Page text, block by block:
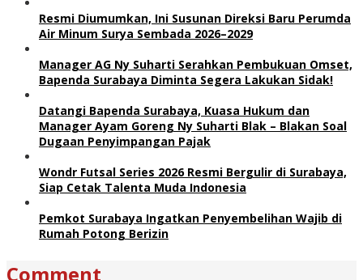
Resmi Diumumkan, Ini Susunan Direksi Baru Perumda
Air Minum Surya Sembada 2026–2029
Manager AG Ny Suharti Serahkan Pembukuan Omset,
Bapenda Surabaya Diminta Segera Lakukan Sidak!
Datangi Bapenda Surabaya, Kuasa Hukum dan
Manager Ayam Goreng Ny Suharti Blak – Blakan Soal
Dugaan Penyimpangan Pajak
Wondr Futsal Series 2026 Resmi Bergulir di Surabaya,
Siap Cetak Talenta Muda Indonesia
Pemkot Surabaya Ingatkan Penyembelihan Wajib di
Rumah Potong Berizin
Comment